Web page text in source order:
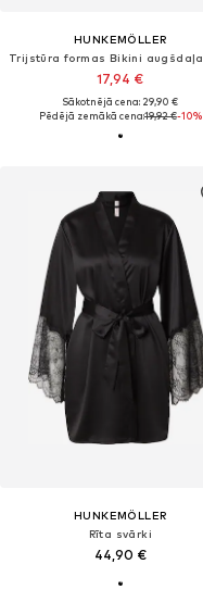
HUNKEMÖLLER
17,94 €
Sākotnējā cena: 29,90 €
Pēdējā zemākā cena:19,92 €-10%
HUNKEMÖLLER
Rīta svārki
44,90 €